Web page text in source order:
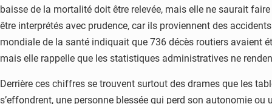
baisse de la mortalité doit être relevée, mais elle ne saurait
être interprétés avec prudence, car ils proviennent des
mondiale de la santé indiquait que 736 décès routiers avaient
mais elle rappelle que les statistiques administratives ne
Derrière ces chiffres se trouvent surtout des drames que les
s’effondrent, une personne blessée qui perd son autonomie